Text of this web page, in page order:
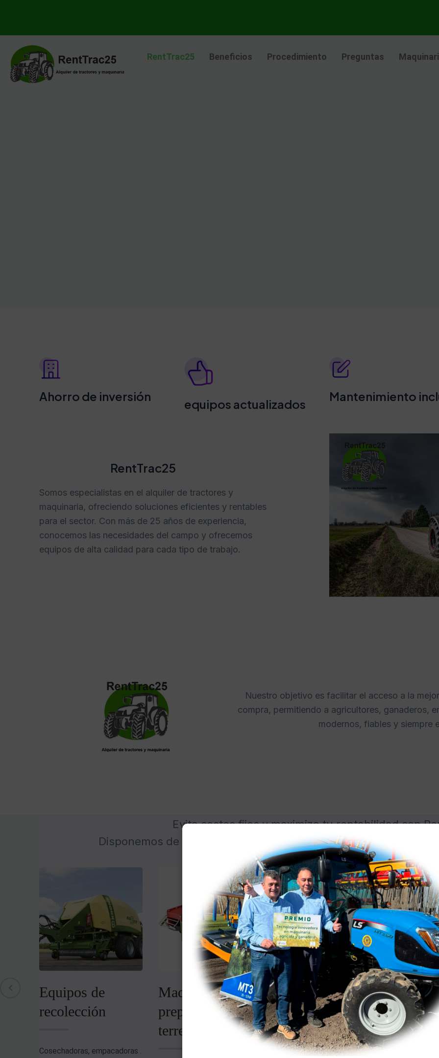
contenido
RentTrac25 Beneficios Procedimiento Preguntas
Ahorro de inversión
equipos actualizados
Mantenimiento
RentTrac25
Somos especialistas en el alquiler de tractores y
maquinaria, ofreciendo soluciones eficientes y rentables
para el sector. Con más de 25 años de experiencia,
conocemos las necesidades del campo y ofrecemos
equipos de alta calidad para cada tipo de trabajo.
Nuestro objetivo es facilitar el acceso a la
compra, permitiendo a agricultores, ganaderos,
modernos, fiables y siempre
Evita costes fijos y maximiza tu rentabilidad con
Disponemos de un amplio catálogo de tractores y maquinaria
Equipos de
recolección
Cosechadoras, empacadoras .
Maquinaria para
preparación del
terreno
Implementos y
aperos
Remolques, arados,
Equipos